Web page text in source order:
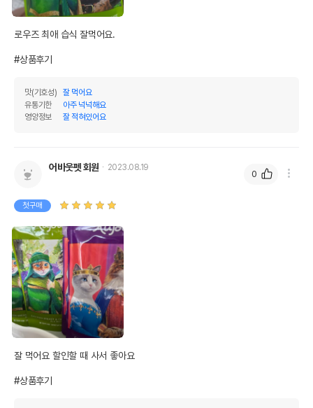
로우즈 최애 습식 잘먹어요.
#상품후기
맛(기호성)
잘 먹어요
유통기한
아주 넉넉해요
영양정보
잘 적혀있어요
어바웃펫 회원 2023.08.19
첫구매
잘 먹어요 할인할 때 사서 좋아요
#상품후기
0